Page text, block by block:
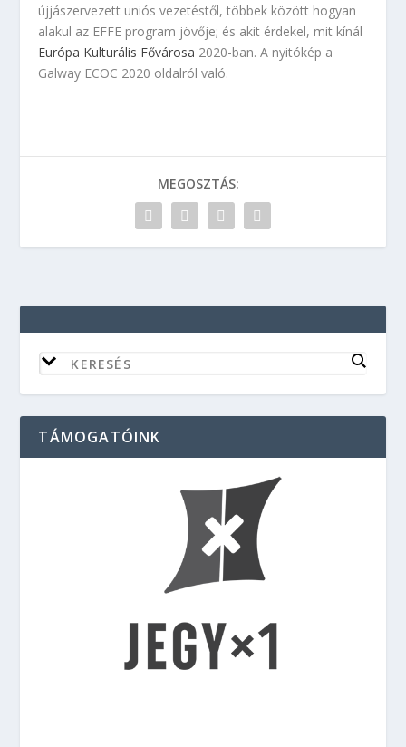
újjászervezett uniós vezetéstől, többek között hogyan
alakul az EFFE program jövője; és akit érdekel, mit kínál
Európa Kulturális Fővárosa 2020-ban. A nyitókép a
Galway ECOC 2020 oldalról való.
MEGOSZTÁS:
TÁMOGATÓINK